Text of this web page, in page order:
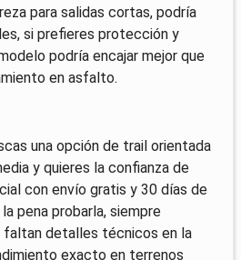
para salidas cortas, podría
si prefieres protección y
podría encajar mejor que
en asfalto.
una opción de trail orientada
y quieres la confianza de
con envío gratis y 30 días de
pena probarla, siempre
faltan detalles técnicos en la
exacto en terrenos